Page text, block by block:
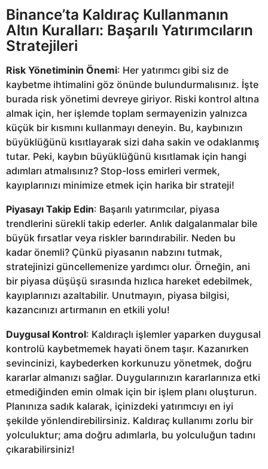
Binance’ta Kaldıraç Kullanmanın
Altın Kuralları: Başarılı Yatırımcıların
Stratejileri
Risk Yönetiminin Önemi: Her yatırımcı gibi siz de
kaybetme ihtimalini göz önünde bulundurmalısınız. İşte
burada risk yönetimi devreye giriyor. Riski kontrol altına
almak için, her işlemde toplam sermayenizin yalnızca
küçük bir kısmını kullanmayı deneyin. Bu, kaybınızın
büyüklüğünü kısıtlayarak sizi daha sakin ve odaklanmış
tutar. Peki, kaybın büyüklüğünü kısıtlamak için hangi
adımları atmalısınız? Stop-loss emirleri vermek,
kayıplarınızı minimize etmek için harika bir strateji!
Piyasayı Takip Edin: Başarılı yatırımcılar, piyasa
trendlerini sürekli takip ederler. Anlık dalgalanmalar bile
büyük fırsatlar veya riskler barındırabilir. Neden bu
kadar önemli? Çünkü piyasanın nabzını tutmak,
stratejinizi güncellemenize yardımcı olur. Örneğin, ani
bir piyasa düşüşü sırasında hızlıca hareket edebilmek,
kayıplarınızı azaltabilir. Unutmayın, piyasa bilgisi,
kazancınızı artırmanın en etkili yolu!
Duygusal Kontrol: Kaldıraçlı işlemler yaparken duygusal
kontrolü kaybetmemek hayati önem taşır. Kazanırken
sevincinizi, kaybederken korkunuzu yönetmek, doğru
kararlar almanızı sağlar. Duygularınızın kararlarınıza etki
etmediğinden emin olmak için bir işlem planı oluşturun.
Planınıza sadık kalarak, içinizdeki yatırımcıyı en iyi
şekilde yönlendirebilirsiniz. Kaldıraç kullanımı zorlu bir
yolculuktur; ama doğru adımlarla, bu yolculuğun tadını
çıkarabilirsiniz!